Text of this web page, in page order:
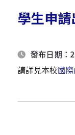
學生申
發布日期：
請詳見本校國